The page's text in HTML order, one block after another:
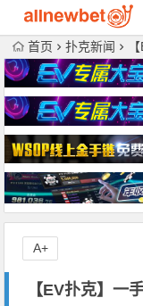
首页 扑克新闻
【EV扑克】一
A+